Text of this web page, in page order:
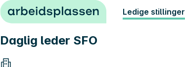
Hopp til innhold Ledige stillinger
Daglig leder SFO